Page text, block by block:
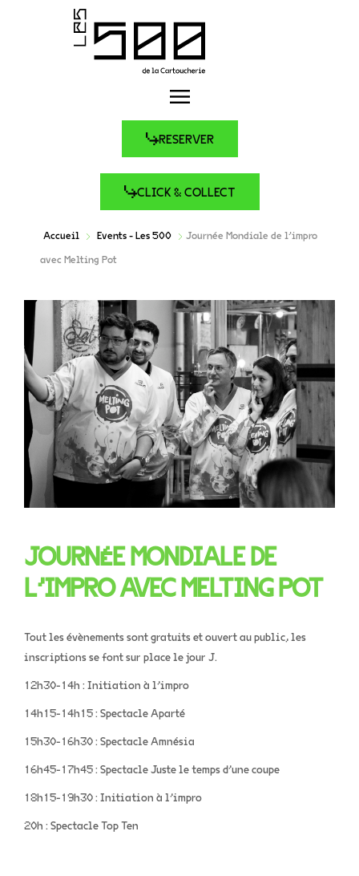
RESERVER
CLICK & COLLECT
Accueil Events - Les 500
Journée Mondiale de l’impro
avec Melting Pot
JOURNÉE MONDIALE DE
L’IMPRO AVEC MELTING POT
Tout les évènements sont gratuits et ouvert au public, les
inscriptions se font sur place le jour J.
12h30-14h : Initiation à l’impro
14h15-14h15 : Spectacle Aparté
15h30-16h30 : Spectacle Amnésia
16h45-17h45 : Spectacle Juste le temps d’une coupe
18h15-19h30 : Initiation à l’impro
20h : Spectacle Top Ten